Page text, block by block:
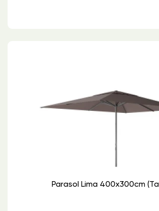
Parasol Lima 400x300cm